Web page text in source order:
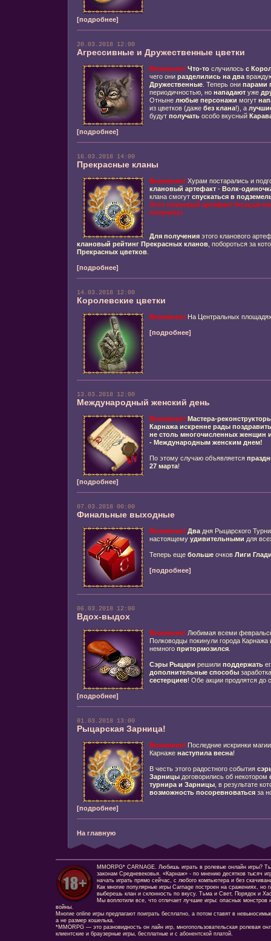
[подробнее]
20.03.2018 12:00
Агрессивные и Дружественные цветки
Внимание! Что-тослучилось с
чего они разделились на два
Дружественные. Теперь они парами
периодичностью, но нападаютуже
Отныне любые персонажи могут
из цветков (даже без клана!), а
будут получатьособо вкусный
[подробнее]
16.03.2018 14:00
Прекрасные кланы
Внимание! Хурам постарались и
клановый артефакт- Волк-
клана смогут спускаться в
Этот клановый артефакт больше
получить!
Для полученияэтого кланового
клановый рейтинг Прекрасных кланов, побороться за
Прекрасных цветков.
[подробнее]
14.03.2018 12:00
Королевские цветки
Внимание! На Центральных
[подробнее]
13.03.2018 12:00
Международный женский день
Внимание! Мастера-
Карнажаискренне рады поздравить
не столь многочисленных женщин
- Международным женским днем!
По этому случаю объявляется
27 марта!
[подробнее]
07.03.2018 00:00
Финальные выходные
Внимание! Двадня Рыцарского
настоящему удивительными для
Теперь еще большеочков Лиги
[подробнее]
06.03.2018 12:00
Вдох-выдох
Внимание! Любимая всеми
Полководцы покинули города Карнажа
немного притормозился.
Сэры Рыцари решили поддержать
дополнительные способы
сестерциев! Обе акции продлятся до
[подробнее]
01.03.2018 13:00
Рыцарская Зарница!
Внимание! Последние искринки
Карнаже наступила весна!
В честь этого радостного события
Зарницыдоговорились об некотором
турнира и Зарницы, в результате
возможность посоревноваться за
[подробнее]
На главную
MMORPG* CARNAGE. Любишь играть в ролевые онлайн игры?
законам Средневековья. «Карнаж» - по мнению десятков тысяч
начать играть прямо сейчас, с любого компьютера и без
Как многие популярные игры Carnage построен на сражениях, но
выберешь клан и склонность по вкусу. Тьма и Свет, Порядок и
Мы воплотили все, что отличает лучшие игры: опасных монстров
войны.
Многие online игры предлагают поиграть бесплатно, а потом ставят в
а не размер кошелька.
*MMORPG — это разновидность он лайн игр, многопользовательская ролевая
клиентские и браузерные игры, бесплатные и с абонентской платой.